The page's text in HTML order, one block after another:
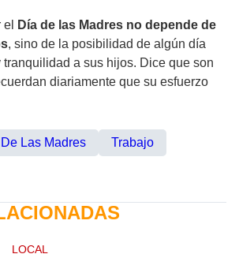
Día de las Madres no depende de
, sino de la posibilidad de algún día
a sus hijos. Dice que son
diariamente que su esfuerzo
Las Madres
Trabajo
LOCAL